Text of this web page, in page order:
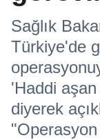
Sağlık
Türkiye'de
'Haddi
diyerek
"Operasyon